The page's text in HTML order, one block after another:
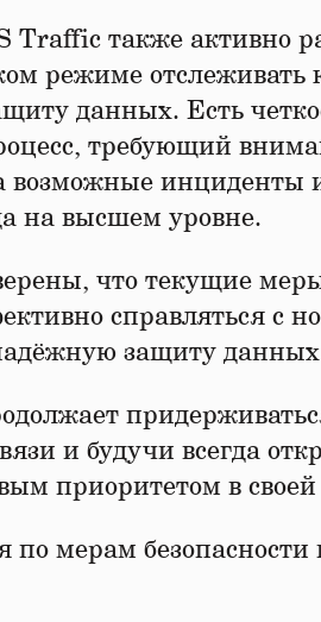
также активно
режиме
данных. Есть
требующий
возможные инциденты
на высшем уровне.
что текущие
справляться с
защиту
и будучи всегда
приоритетом в своей
по мерам